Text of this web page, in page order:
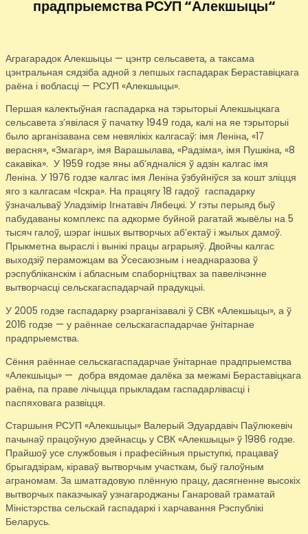
прадпрыемства РСУП “Алекшыцы“
Аграгарадок Алекшыцы — цэнтр сельсавета, а таксама
цэнтральная сядзіба адной з лепшых гаспадарак Бераставіцкага
раёна і вобласці — РСУП «Алекшыцы».
Першая калектыўная гаспадарка на тэрыторыі Алекшыцкага
сельсавета з’явілася ў пачатку 1949 года, калі на яе тэрыторыі
было арганізавана сем невялікіх калгасаў: імя Леніна, «17
верасня», «Змагар», імя Варашылава, «Радзіма», імя Пушкіна, «8
сакавіка». У 1959 годзе яны аб’ядналіся ў адзін калгас імя
Леніна. У 1976 годзе калгас імя Леніна ўзбуйніўся за кошт зліцця
яго з калгасам «Іскра». На працягу 18 гадоў гаспадарку
ўзначальваў Уладзімір Ігнатавіч Лябецкі. У гэты перыяд быў
пабудаваны комплекс па адкорме буйной рагатай жывёлы на 5
тысяч галоў, шэраг іншых вытворчых аб’ектаў і жылых дамоў.
Прыкметна выраслі і вынікі працы аграрыяў. Двойчы калгас
выходзіў пераможцам ва Ўсесаюзным і неаднаразова ў
рэспубліканскім і абласным спаборніцтвах за павелічэнне
вытворчасці сельскагаспадарчай прадукцыі.
У 2005 годзе гаспадарку рэарганізавалі ў СВК «Алекшыцы», а ў
2016 годзе — у раённае сельскагаспадарчае ўнітарнае
прадпрыемства.
Сёння раённае сельскагаспадарчае ўнітарнае прадпрыемства
«Алекшыцы» — добра вядомае далёка за межамі Бераставіцкага
раёна, па праве лічыцца прыкладам гаспадарлівасці і
паспяховага развіцця.
Старшыня РСУП «Алекшыцы» Валерый Эдуардавіч Паўлюкевіч
пачынаў працоўную дзейнасць у СВК «Алекшыцы» ў 1986 годзе.
Прайшоў усе службовыя і прафесійныя прыступкі, працаваў
брыгадзірам, кіраваў вытворчым участкам, быў галоўным
аграномам. За шматгадовую плённую працу, дасягненне высокіх
вытворчых паказчыкаў узнагароджаны Ганаровай граматай
Міністэрства сельскай гаспадаркі і харчавання Рэспублікі
Беларусь.